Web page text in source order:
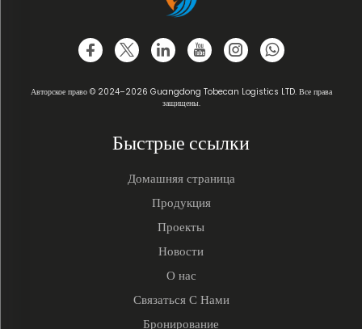
Авторское право © 2024–2026 Guangdong Tobecan Logistics LTD. Все права
защищены.
Быстрые ссылки
Домашняя страница
Продукция
Проекты
Новости
О нас
Связаться С Нами
Бронирование